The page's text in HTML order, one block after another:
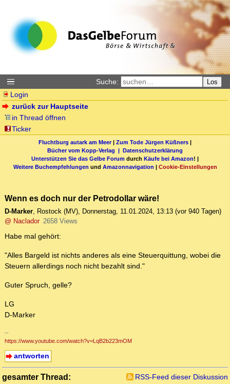
Suche: Los
Login
zurück zur Hauptseite
in Thread öffnen
Ticker
Fluchtburg autark am Meer| Zum Tode Jürgen Küßners |
Bücher vom Kopp-Verlag | Datenschutzerklärung
Unterstützen Sie das Gelbe Forum durch Käufe bei Amazon! |
Weitere Buchempfehlungen und Amazonnavigation | Cookie-Einstellungen
Wenn es doch nur der Petrodollar wäre!
D-Marker, Rostock (MV), Donnerstag, 11.01.2024, 13:13 (vor 940 Tagen)
@ Naclador 2658 Views
Habe mal gehört:
"Alles Bargeld ist nichts anderes als eine Steuerquittung, wobei die
Steuern allerdings noch nicht bezahlt sind."
Guter Spruch, gelle?
LG
D-Marker
--
https://www.youtube.com/watch?v=LqB2b223mOM
antworten
gesamter Thread:
RSS-Feed dieser Diskussion